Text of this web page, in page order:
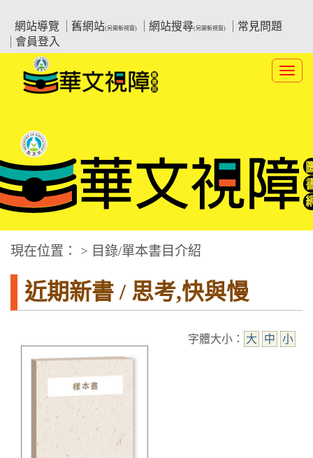
要
網站導覽
舊網站(另開新視窗) 網站搜尋(另開新視窗)
常見問題
會員登入
:::中央區塊
華文視障電子圖書網
現在位置： > 目錄/單本書目介紹
近期新書 / 思考,快與慢
字體大小： 大 中 小